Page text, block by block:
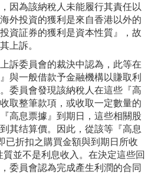
因為該納稅人未能履行其責任以
外投資的獲利是來自香港以外的
資証券的獲利是資本性質』，故
上訴。
訴委員會的裁決中認為，此等在
與一般借款予金融機構以賺取利
委員會發現該納稅人在這些『高
取整筆款項，或收取一定數量的
高息票據』到期日，這些相關股
其结算價。因此，從該等『高息
已折扣之購買金額與到期日所收
並不是利息收入。在決定這些回
委員會認為完成產生利潤的合同